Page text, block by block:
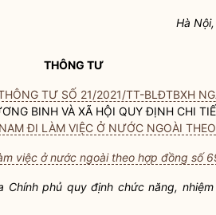
Hà
THÔNG TƯ
TƯ SỐ 21/2021/TT-BLĐTBXH
BINH VÀ XÃ HỘI QUY ĐỊNH CHI
ĐI LÀM VIỆC Ở NƯỚC NGOÀI
việc ở nước ngoài theo hợp đồng số
Chính phủ quy định chức năng, nhiệm